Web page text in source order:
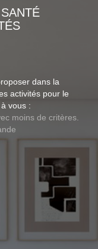
dans la
activités pour le
vous :
moins de critères.